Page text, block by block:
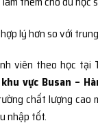
lý hơn so với
viên theo học tại
vực Busan –
chất lượng cao
nhập tốt.